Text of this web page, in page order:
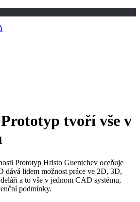
tvoří vše v
Prototyp Hristo Guentchev oceňuje
dává lidem možnost práce ve 2D, 3D,
a to vše v jednom CAD systému,
podmínky.